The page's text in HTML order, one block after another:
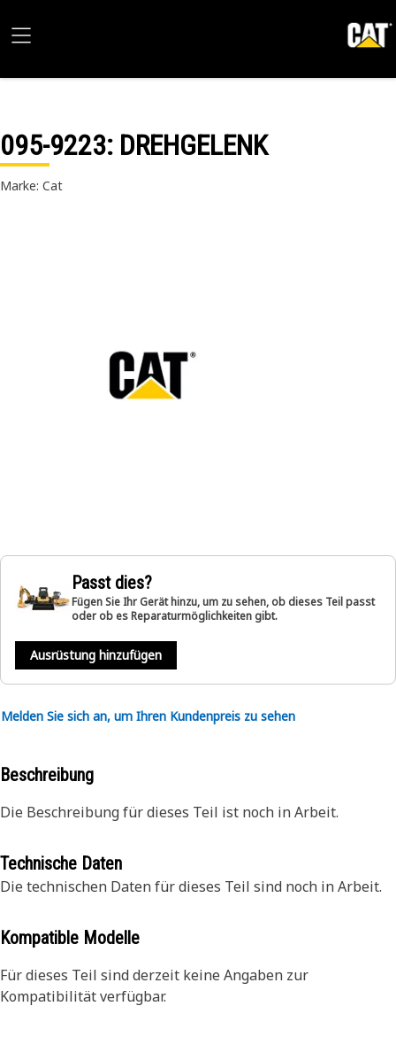
095-9223: DREHGELENK
Marke: Cat
Passt dies?
Fügen Sie Ihr Gerät hinzu, um zu sehen, ob dieses Teil passt
oder ob es Reparaturmöglichkeiten gibt.
Ausrüstung hinzufügen
Melden Sie sich an, um Ihren Kundenpreis zu sehen
Beschreibung
Die Beschreibung für dieses Teil ist noch in Arbeit.
Technische Daten
Die technischen Daten für dieses Teil sind noch in Arbeit.
Kompatible Modelle
Für dieses Teil sind derzeit keine Angaben zur
Kompatibilität verfügbar.